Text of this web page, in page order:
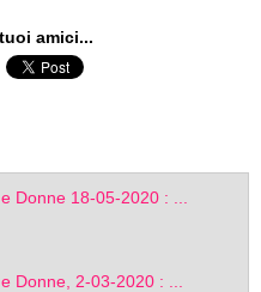
amici...
Donne 18-05-2020 : ...
Donne, 2-03-2020 : ...